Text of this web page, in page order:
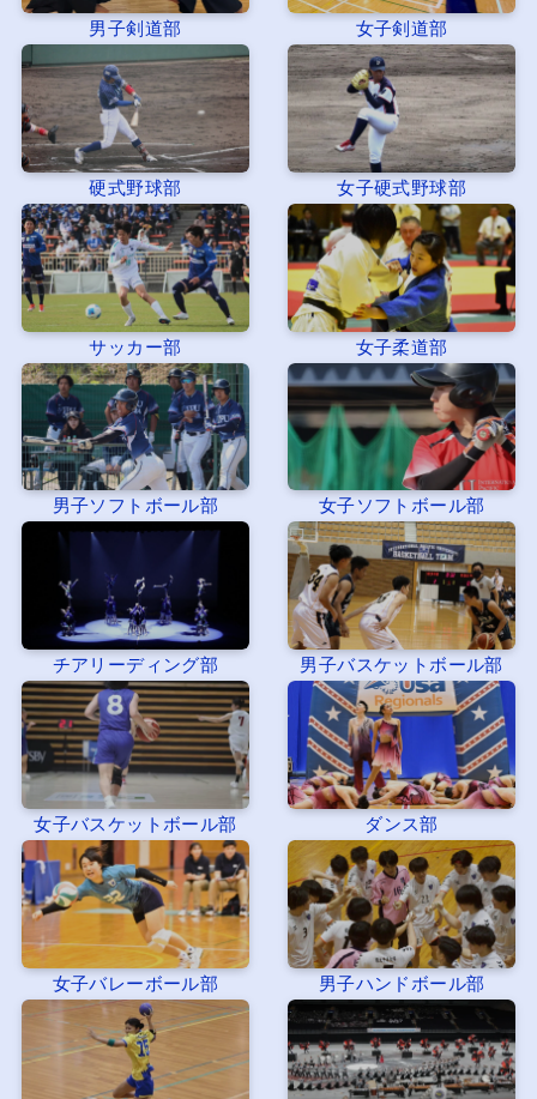
男子剣道部 女子剣道部
硬式野球部 女子硬式野球部
サッカー部 女子柔道部
男子ソフトボール部 女子ソフトボール部
チアリーディング部 男子バスケットボール部
女子バスケットボール部 ダンス部
女子バレーボール部 男子ハンドボール部